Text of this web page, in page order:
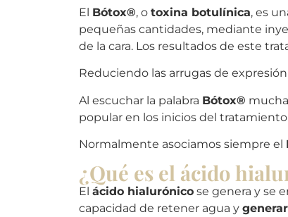
El Bótox®, o toxina botulínica, es
pequeñas cantidades, mediante
de la cara. Los resultados de este
Reduciendo las arrugas de
Al escuchar la palabra Bótox®
popular en los inicios del
Normalmente asociamos siempre el
¿Qué es el ácido
El ácido hialurónico se genera y se
capacidad de retener agua y